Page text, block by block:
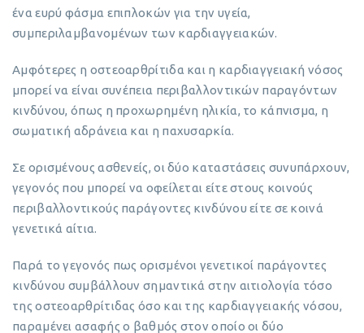
ένα ευρύ φάσμα επιπλοκών για την υγεία,
συμπεριλαμβανομένων των καρδιαγγειακών.
Αμφότερες η οστεοαρθρίτιδα και η καρδιαγγειακή νόσος
μπορεί να είναι συνέπεια περιβαλλοντικών παραγόντων
κινδύνου, όπως η προχωρημένη ηλικία, το κάπνισμα, η
σωματική αδράνεια και η παχυσαρκία.
Σε ορισμένους ασθενείς, οι δύο καταστάσεις συνυπάρχουν,
γεγονός που μπορεί να οφείλεται είτε στους κοινούς
περιβαλλοντικούς παράγοντες κινδύνου είτε σε κοινά
γενετικά αίτια.
Παρά το γεγονός πως ορισμένοι γενετικοί παράγοντες
κινδύνου συμβάλλουν σημαντικά στην αιτιολογία τόσο
της οστεοαρθρίτιδας όσο και της καρδιαγγειακής νόσου,
παραμένει ασαφής ο βαθμός στον οποίο οι δύο